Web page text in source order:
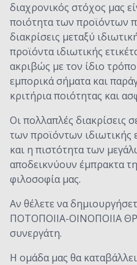
διαχρονικός στόχος μας
ποιότητα των προϊόντων
διακρίσεις μεταξύ
προϊόντα ιδιωτικής
ακριβώς με τον ίδιο
εμπορικά σήματα και
κριτήρια ποιότητας και
Οι πολλαπλές διακρίσεις
των προϊόντων ιδιωτικής
και η πιστότητα των
αποδεικνύουν έμπρακτα
φιλοσοφία μας.
Αν θέλετε να
ΠΟΤΟΠΟΙΙΑ-ΟΙΝΟΠΟΙΙΑ
συνεργάτη.
Η ομάδα μας θα